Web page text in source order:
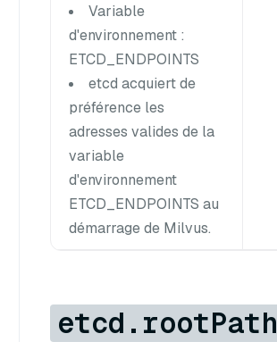
Variable
d'environnement :
ETCD_ENDPOINTS
etcd acquiert de
préférence les
adresses valides de la
variable
d'environnement
ETCD_ENDPOINTS au
démarrage de Milvus.
etcd.rootPath